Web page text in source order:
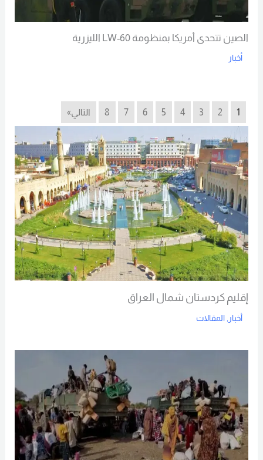
الصين تتحدى أمريكا بمنظومة LW-60 الليزرية
أخبار
1
2
3
4
5
6
7
8 التالي»
إقليم كردستان شمال العراق
أخبار المقالات